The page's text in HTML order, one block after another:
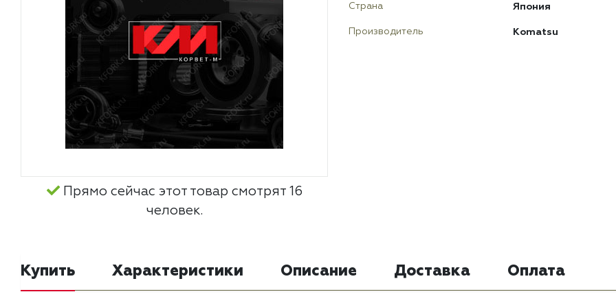
Прямо сейчас этот товар смотрят 16
человек.
Страна Япония
Производитель Komatsu
Купить Характеристики Описание Доставка Оплата